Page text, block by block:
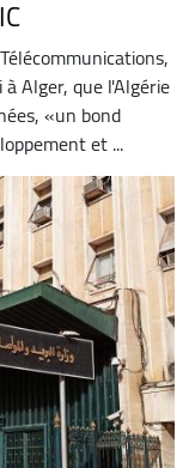
Alger, que l'Algérie
«un bond
et ...